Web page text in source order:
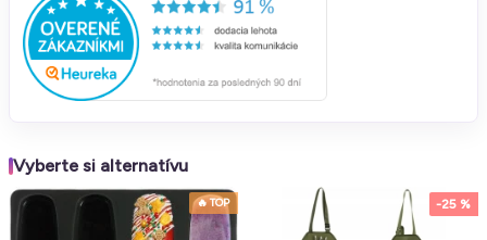
Vyberte si alternatívu
🔥 TOP -25 %